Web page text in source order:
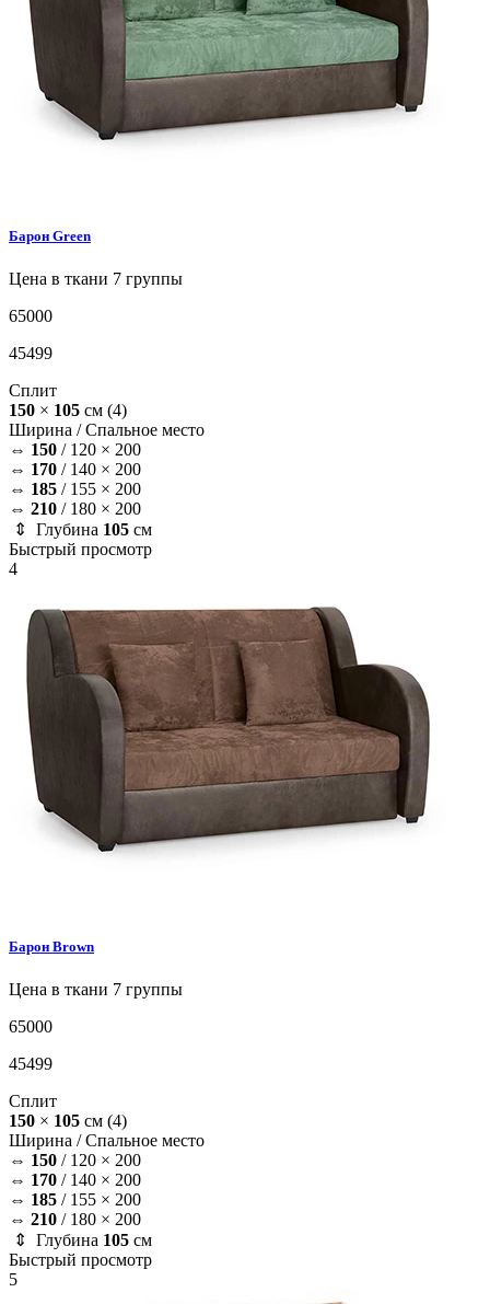
Барон Green
Цена в ткани 7 группы
65000
45499
Сплит
150 × 105 см (4)
Ширина /Спальное место
⇔ 150 / 120 × 200
⇔ 170 / 140 × 200
⇔ 185 / 155 × 200
⇔ 210 / 180 × 200
⇕ Глубина 105 см
Быстрый просмотр
4
Барон Brown
Цена в ткани 7 группы
65000
45499
Сплит
150 × 105 см (4)
Ширина /Спальное место
⇔ 150 / 120 × 200
⇔ 170 / 140 × 200
⇔ 185 / 155 × 200
⇔ 210 / 180 × 200
⇕ Глубина 105 см
Быстрый просмотр
5